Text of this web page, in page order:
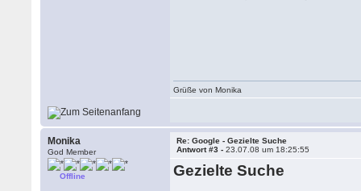
Grüße von Monika
Monika
God Member
Offline
Re: Google - Gezielte Suche
Antwort #3 -23.07.08 um 18:25:55
Gezielte Suche